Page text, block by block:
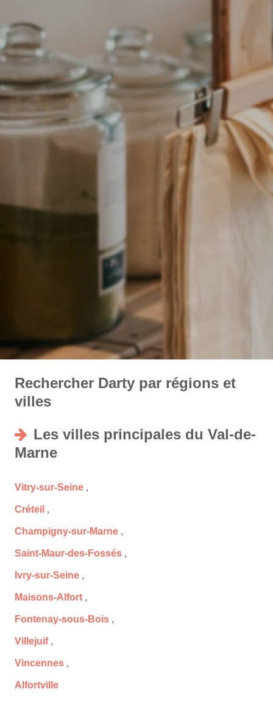
Rechercher Darty par régions et
villes
Les villes principales du Val-de-
Marne
Vitry-sur-Seine ,
Créteil ,
Champigny-sur-Marne ,
Saint-Maur-des-Fossés ,
Ivry-sur-Seine ,
Maisons-Alfort ,
Fontenay-sous-Bois ,
Villejuif,
Vincennes ,
Alfortville